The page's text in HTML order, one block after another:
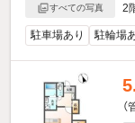
すべての写真
2
駐車場あり 駐輪場